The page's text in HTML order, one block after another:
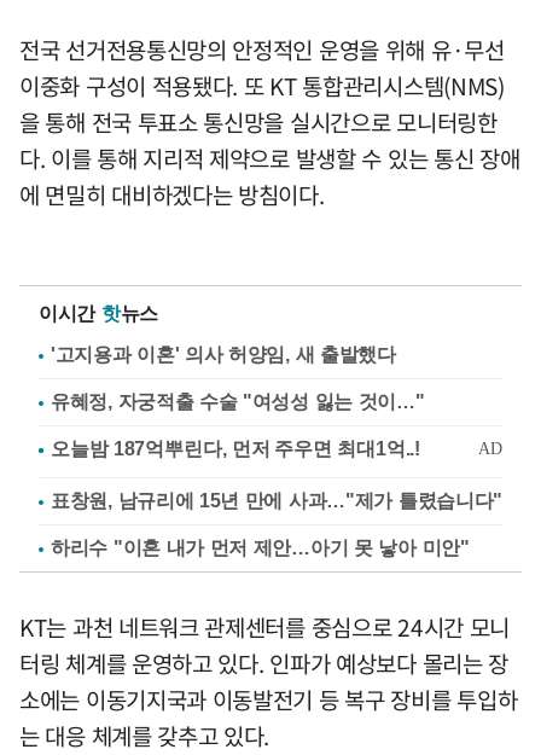
전국 선거전용통신망의 안정적인 운영을 위해 유·무선
이중화 구성이 적용됐다. 또 KT 통합관리시스템(NMS)
을 통해 전국 투표소 통신망을 실시간으로 모니터링한
다. 이를 통해 지리적 제약으로 발생할 수 있는 통신 장애
에 면밀히 대비하겠다는 방침이다.
이시간 핫뉴스
'고지용과 이혼' 의사 허양임, 새 출발했다
유혜정, 자궁적출 수술 "여성성 잃는 것이…"
표창원, 남규리에 15년 만에 사과…"제가 틀렸습니다"
하리수 "이혼 내가 먼저 제안…아기 못 낳아 미안"
KT는 과천 네트워크 관제센터를 중심으로 24시간 모니
터링 체계를 운영하고 있다. 인파가 예상보다 몰리는 장
소에는 이동기지국과 이동발전기 등 복구 장비를 투입하
는 대응 체계를 갖추고 있다.